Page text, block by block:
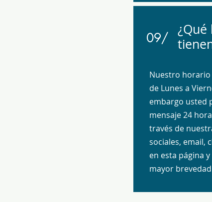
09/
Nuestro
de Lunes a
embargo usted
mensaje 24
través de
sociales, email,
en esta página
mayor